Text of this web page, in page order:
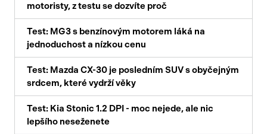
motoristy, z testu se dozvíte proč
Test: MG3 s benzínovým motorem láká na
jednoduchost a nízkou cenu
Test: Mazda CX-30 je posledním SUV s obyčejným
srdcem, které vydrží věky
Test: Kia Stonic 1.2 DPI - moc nejede, ale nic
lepšího neseženete